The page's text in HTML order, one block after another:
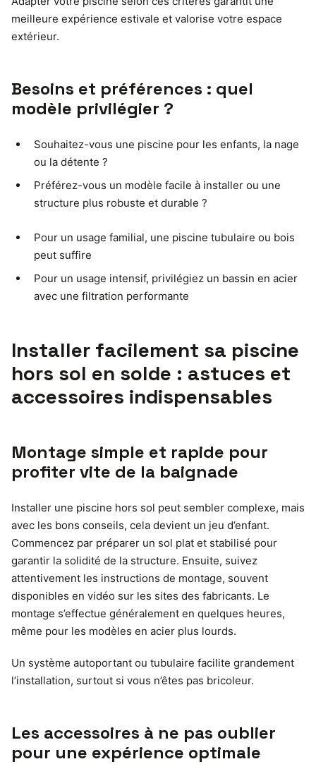
meilleure expérience estivale et valorise votre espace
extérieur.
Besoins et préférences : quel
modèle privilégier ?
Souhaitez-vous une piscine pour les enfants, la nage
ou la détente ?
Préférez-vous un modèle facile à installer ou une
structure plus robuste et durable ?
Pour un usage familial, une piscine tubulaire ou bois
peut suffire
Pour un usage intensif, privilégiez un bassin en acier
avec une filtration performante
Installer facilement sa piscine
hors sol en solde : astuces et
accessoires indispensables
Montage simple et rapide pour
profiter vite de la baignade
Installer une piscine hors sol peut sembler complexe, mais
avec les bons conseils, cela devient un jeu d’enfant.
Commencez par préparer un sol plat et stabilisé pour
garantir la solidité de la structure. Ensuite, suivez
attentivement les instructions de montage, souvent
disponibles en vidéo sur les sites des fabricants. Le
montage s’effectue généralement en quelques heures,
même pour les modèles en acier plus lourds.
Un système autoportant ou tubulaire facilite grandement
l’installation, surtout si vous n’êtes pas bricoleur.
Les accessoires à ne pas oublier
pour une expérience optimale